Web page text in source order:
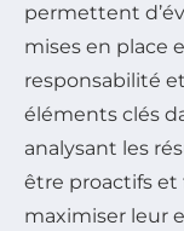
permettent
mises en place
responsabilité
éléments clés
analysant les
être proactifs et
maximiser leur